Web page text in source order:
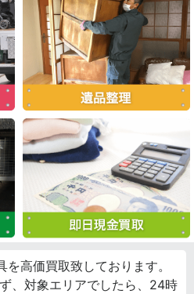
高価買取致しております。
、対象エリアでしたら、24時